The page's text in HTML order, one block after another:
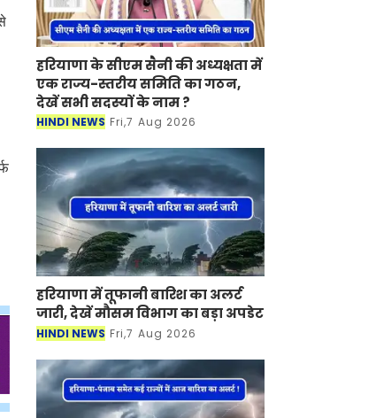
हरियाणा के सीएम सैनी की अध्यक्षता में
एक राज्य-स्तरीय समिति का गठन,
देखें सभी सदस्यों के नाम ?
HINDI NEWS Fri,7 Aug 2026
हरियाणा में तूफानी बारिश का अलर्ट
जारी, देखें मौसम विभाग का बड़ा अपडेट
HINDI NEWS Fri,7 Aug 2026